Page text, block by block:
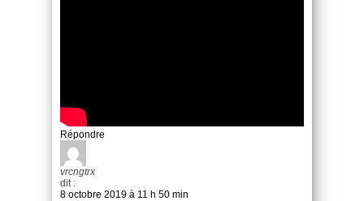
Répondre
vrcngtrx
dit :
8 octobre 2019 à 11 h 50 min